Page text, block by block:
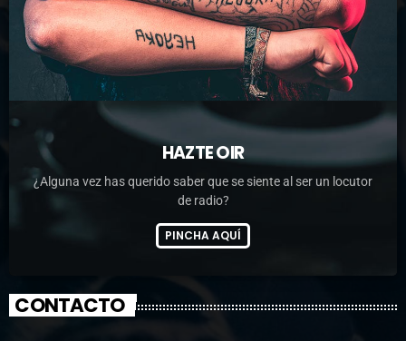
HAZTE OIR
¿Alguna vez has querido saber que se siente al ser un locutor
de radio?
PINCHA AQUÍ
CONTACTO